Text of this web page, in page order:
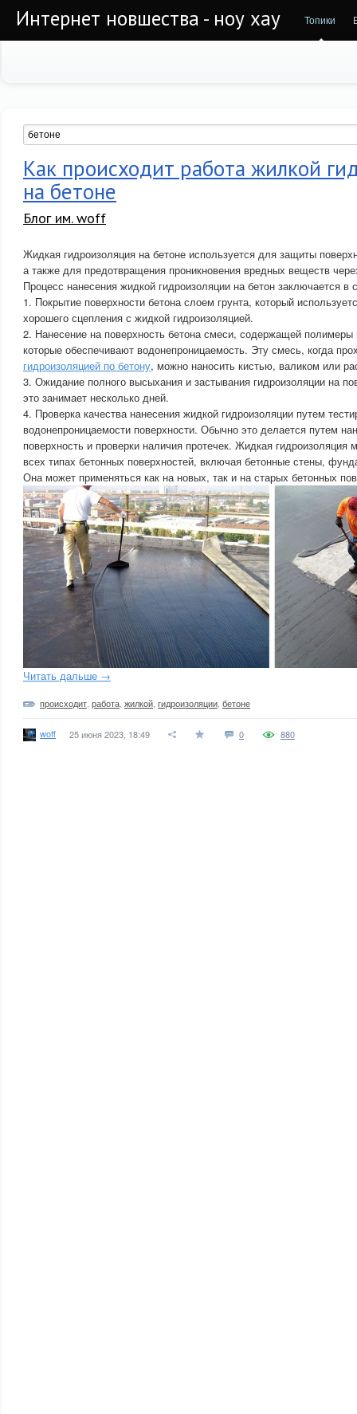
Интернет новшества - ноу хау Топики
Как происходит работа жилкой
на бетоне
Блог им. woff
Жидкая гидроизоляция на бетоне используется для защиты
а также для предотвращения проникновения вредных веществ
Процесс нанесения жидкой гидроизоляции на бетон заключается
1. Покрытие поверхности бетона слоем грунта, который
хорошего сцепления с жидкой гидроизоляцией.
2. Нанесение на поверхность бетона смеси, содержащей полимеры
которые обеспечивают водонепроницаемость. Эту смесь, когда
гидроизоляцией по бетону, можно наносить кистью, валиком или
3. Ожидание полного высыхания и застывания гидроизоляции на
это занимает несколько дней.
4. Проверка качества нанесения жидкой гидроизоляции путем
водонепроницаемости поверхности. Обычно это делается путем
поверхность и проверки наличия протечек. Жидкая гидроизоляция
всех типах бетонных поверхностей, включая бетонные стены,
Она может применяться как на новых, так и на старых бетонных
Читать дальше →
происходит работа жилкой гидроизоляции бетоне
woff 25 июня 2023, 18:49 0 880